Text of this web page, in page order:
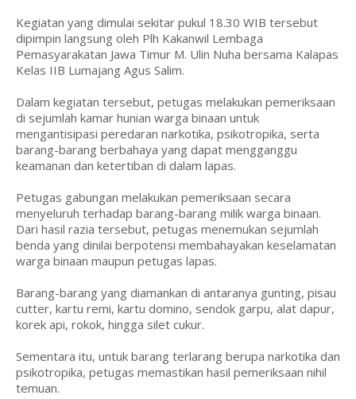
Kegiatan yang dimulai sekitar pukul 18.30 WIB tersebut
dipimpin langsung oleh Plh Kakanwil Lembaga
Pemasyarakatan Jawa Timur M. Ulin Nuha bersama Kalapas
Kelas IIB Lumajang Agus Salim.
Dalam kegiatan tersebut, petugas melakukan pemeriksaan
di sejumlah kamar hunian warga binaan untuk
mengantisipasi peredaran narkotika, psikotropika, serta
barang-barang berbahaya yang dapat mengganggu
keamanan dan ketertiban di dalam lapas.
Petugas gabungan melakukan pemeriksaan secara
menyeluruh terhadap barang-barang milik warga binaan.
Dari hasil razia tersebut, petugas menemukan sejumlah
benda yang dinilai berpotensi membahayakan keselamatan
warga binaan maupun petugas lapas.
Barang-barang yang diamankan di antaranya gunting, pisau
cutter, kartu remi, kartu domino, sendok garpu, alat dapur,
korek api, rokok, hingga silet cukur.
Sementara itu, untuk barang terlarang berupa narkotika dan
psikotropika, petugas memastikan hasil pemeriksaan nihil
temuan.